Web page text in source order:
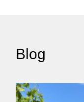
Blog